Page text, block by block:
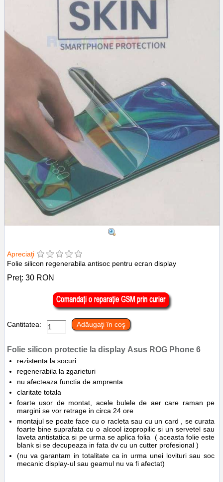
Apreciaţi
Folie silicon regenerabila antisoc pentru ecran display
Preţ: 30 RON
Cantitatea: Adăugaţi în coş
Folie silicon protectie la display Asus ROG Phone 6
rezistenta la socuri
regenerabila la zgarieturi
nu afecteaza functia de amprenta
claritate totala
foarte usor de montat, acele bulele de aer care raman pe
margini se vor retrage in circa 24 ore
montajul se poate face cu o racleta sau cu un card , se curata
foarte bine suprafata cu o alcool izopropilic si un servetel sau
laveta antistatica si pe urma se aplica folia ( aceasta folie este
blank si se decupeaza in fata dv cu un cutter profesional )
(nu va garantam in totalitate ca in urma unei lovituri sau soc
mecanic display-ul sau geamul nu va fi afectat)